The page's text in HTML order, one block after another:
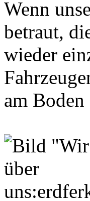
Wenn
betraut,
wieder
am